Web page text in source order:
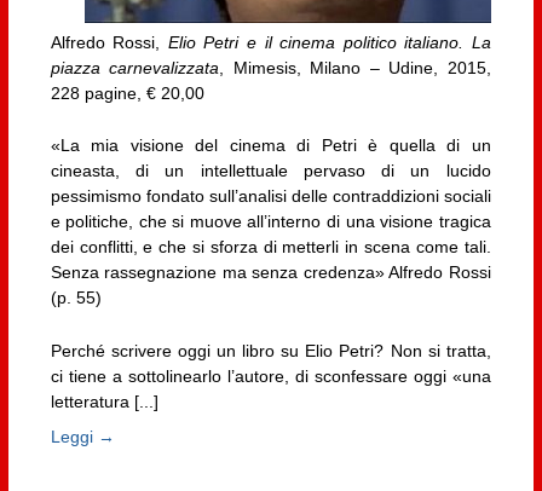
Alfredo Rossi, Elio Petri e il cinema politico italiano. La
piazza carnevalizzata , Mimesis, Milano – Udine, 2015,
228 pagine, € 20,00
«La mia visione del cinema di Petri è quella di un
cineasta, di un intellettuale pervaso di un lucido
pessimismo fondato sull’analisi delle contraddizioni sociali
e politiche, che si muove all’interno di una visione tragica
dei conflitti, e che si sforza di metterli in scena come tali.
Senza rassegnazione ma senza credenza» Alfredo Rossi
(p. 55)
Perché scrivere oggi un libro su Elio Petri? Non si tratta,
ci tiene a sottolinearlo l’autore, di sconfessare oggi «una
letteratura [...]
Leggi →